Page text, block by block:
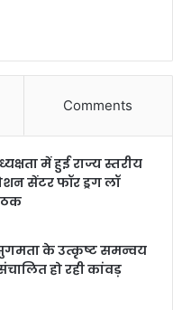
Comments
में हुई राज्य स्तरीय
सेंटर फॉर ड्रग लॉ
सुगमता के उत्कृष्ट समन्वय
हो रही कांवड़